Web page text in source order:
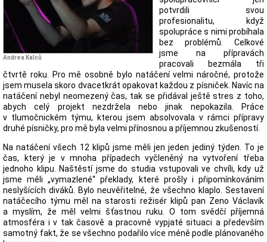
Andrea Kalců
potvrdili svou
profesionalitu, když
spolupráce s nimi probíhala
bez problémů. Celkové
jsme na přípravách
pracovali bezmála tři
čtvrtě roku. Pro mě osobně bylo natáčení velmi náročné, protože
jsem musela skoro dvacetkrát opakovat každou z písniček. Navíc na
natáčení nebyl neomezený čas, tak se přidával ještě stres z toho,
abych celý projekt nezdržela nebo jinak nepokazila. Práce
v tlumočnickém týmu, kterou jsem absolvovala v rámci přípravy
druhé písničky, pro mě byla velmi přínosnou a příjemnou zkušeností.
Na natáčení všech 12 klipů jsme měli jen jeden jediný týden. To je
čas, který je v mnoha případech vyčleněný na vytvoření třeba
jednoho klipu. Naštěstí jsme do studia vstupovali ve chvíli, kdy už
jsme měli „vymazlené“ překlady, které prošly i připomínkováním
neslyšících diváků. Bylo neuvěřitelné, že všechno klaplo. Sestavení
natáčecího týmu měl na starosti režisér klipů pan Zeno Václavík
a myslím, že měl velmi šťastnou ruku. O tom svědčí příjemná
atmosféra i v tak časově a pracovně vypjaté situaci a především
samotný fakt, že se všechno podařilo více méně podle plánovaného